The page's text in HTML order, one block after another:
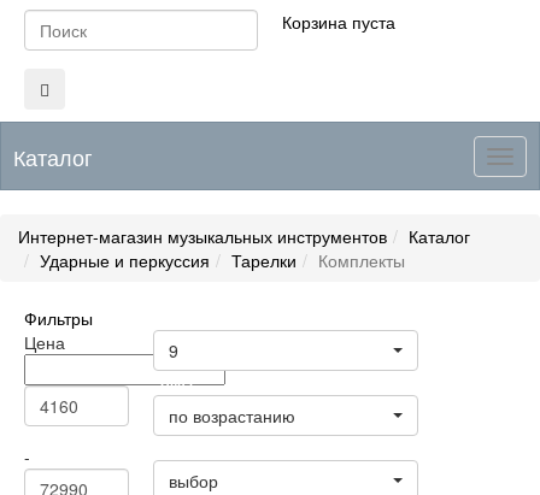
Корзина пуста
Каталог
Интернет-магазин музыкальных инструментов
Каталог
Ударные и перкуссия
Тарелки Комплекты
Фильтры
Цена
-
9
Цена
по возрастанию
выбор